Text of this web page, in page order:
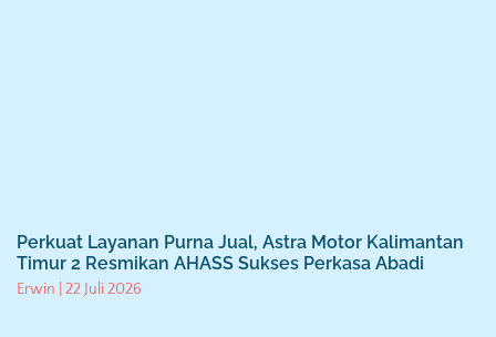
Perkuat Layanan Purna Jual, Astra Motor Kalimantan
Timur 2 Resmikan AHASS Sukses Perkasa Abadi
Erwin 22 Juli 2026